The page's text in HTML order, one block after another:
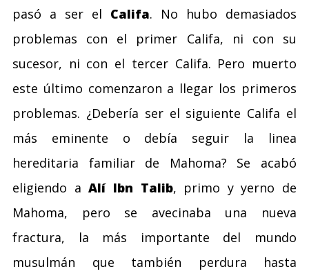
pasó a ser el Califa. No hubo demasiados
problemas con el primer Califa, ni con su
sucesor, ni con el tercer Califa. Pero muerto
este último comenzaron a llegar los primeros
problemas. ¿Debería ser el siguiente Califa el
más eminente o debía seguir la linea
hereditaria familiar de Mahoma? Se acabó
eligiendo aAlí Ibn Talib, primo y yerno de
Mahoma, pero se avecinaba una nueva
fractura, la más importante del mundo
musulmán que también perdura hasta